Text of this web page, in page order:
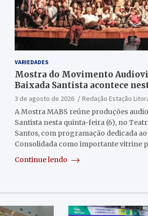
VARIEDADES
Mostra do Movimento
Baixada Santista acontece
no Teatro Guarany
3 de agosto de 2026
Redação Estação
A Mostra MABS reúne produções
Santista nesta quinta-feira (6), no
Santos, com programação dedicada
Consolidada como importante vitrine
Continue lendo